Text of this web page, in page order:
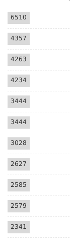
6510
4357
4263
4234
3444
3444
3028
2627
2585
2579
2341